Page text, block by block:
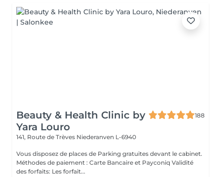
Beauty & Health Clinic by
Yara Louro
188
141, Route de Trèves Niederanven L-6940
Vous disposez de places de Parking gratuites devant le cabinet.
Méthodes de paiement : Carte Bancaire et Payconiq Validité
des forfaits: Les forfait...